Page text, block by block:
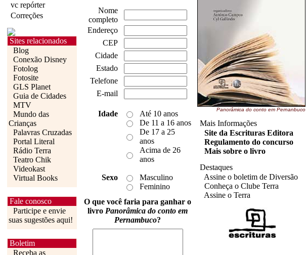
vc repórter
Correções
Sites relacionados
Blog
Conexão Disney
Fotolog
Fotosite
GLS Planet
Guia de Cidades
MTV
Mundo das
Crianças
Palavras Cruzadas
Portal Literal
Rádio Terra
Teatro Chik
Videokast
Virtual Books
Fale conosco
Participe e envie
suas sugestões aqui!
Boletim
Receba as
Nome
completo
Endereço
CEP
Cidade
Estado
Telefone
E-mail
Idade
Até 10 anos
De 11 a 16 anos
De 17 a 25
anos
Acima de 26
anos
Sexo
Masculino
Feminino
O que você faria para ganhar o
livro Panorâmica do conto em
Pernambuco?
Panorâmica do conto em Pernanbuco
Mais Informações
Site da Escrituras Editora
Regulamento do concurso
Mais sobre o livro
Destaques
Assine o boletim de Diversão
Conheça o Clube Terra
Assine o Terra